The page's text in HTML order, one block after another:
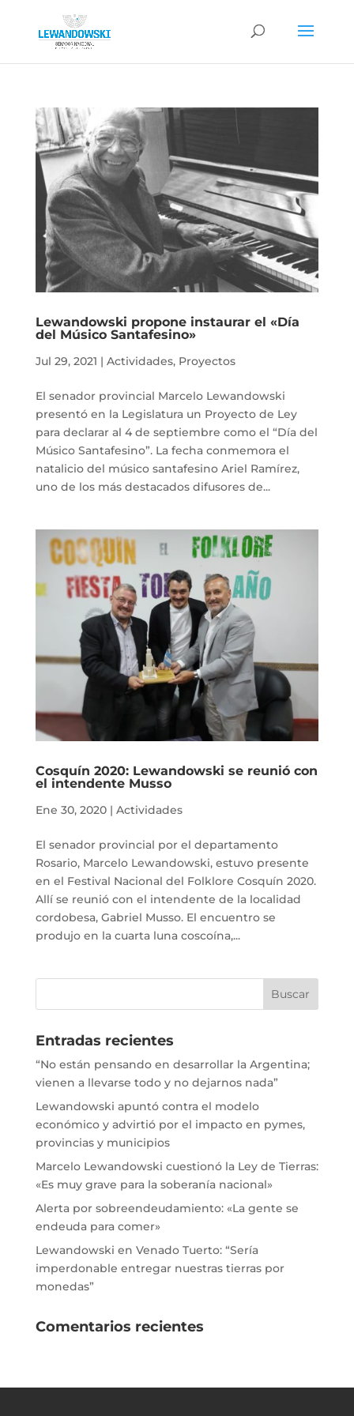
Lewandowski propone instaurar el «Día
del Músico Santafesino»
Jul 29, 2021 | Actividades, Proyectos
El senador provincial Marcelo Lewandowski
presentó en la Legislatura un Proyecto de Ley
para declarar al 4 de septiembre como el “Día del
Músico Santafesino”. La fecha conmemora el
natalicio del músico santafesino Ariel Ramírez,
uno de los más destacados difusores de...
Cosquín 2020: Lewandowski se reunió con
el intendente Musso
Ene 30, 2020| Actividades
El senador provincial por el departamento
Rosario, Marcelo Lewandowski, estuvo presente
en el Festival Nacional del Folklore Cosquín 2020.
Allí se reunió con el intendente de la localidad
cordobesa, Gabriel Musso. El encuentro se
produjo en la cuarta luna coscoína,...
Entradas recientes
“No están pensando en desarrollar la Argentina;
vienen a llevarse todo y no dejarnos nada”
Lewandowski apuntó contra el modelo
económico y advirtió por el impacto en pymes,
provincias y municipios
Marcelo Lewandowski cuestionó la Ley de Tierras:
«Es muy grave para la soberanía nacional»
Alerta por sobreendeudamiento: «La gente se
endeuda para comer»
Lewandowski en Venado Tuerto: “Sería
imperdonable entregar nuestras tierras por
monedas”
Comentarios recientes